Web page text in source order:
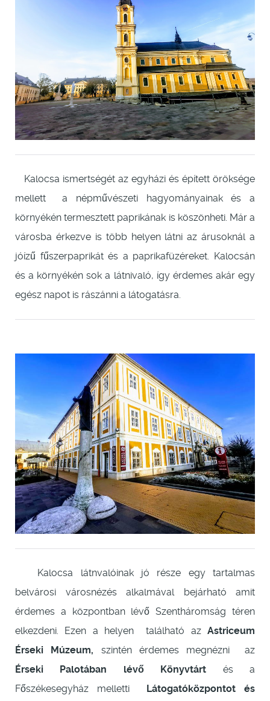
Kalocsa ismertségét az egyházi és épített öröksége
mellett a népművészeti hagyományainak és a
környékén termesztett paprikának is köszönheti. Már a
városba érkezve is több helyen látni az árusoknál a
jóízű fűszerpaprikát és a paprikafüzéreket. Kalocsán
és a környékén sok a látnivaló, így érdemes akár egy
egész napot is rászánni a látogatásra.
Kalocsa látnvalóinak jó része egy tartalmas
belvárosi városnézés alkalmával bejárható amit
érdemes a központban lévő Szentháromság téren
elkezdeni. Ezen a helyen található az Astriceum
Érseki Múzeum, szintén érdemes megnézni az
Érseki Palotában lévő Könyvtárt és a
Főszékesegyház melletti Látogatóközpontot és